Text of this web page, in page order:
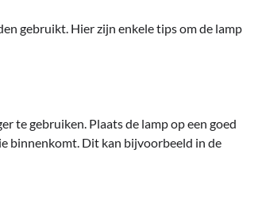
gebruikt. Hier zijn enkele tips om de lamp
te gebruiken. Plaats de lamp op een goed
binnenkomt. Dit kan bijvoorbeeld in de